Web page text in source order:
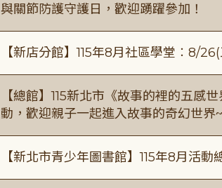
與關節防護守護日，歡迎踴躍參加！
【新店分館】115年8月社區學堂︰8/
【總館】115新北市《故事的裡的五感
動，歡迎親子一起進入故事的奇幻世界~
【新北市青少年圖書館】115年8月活動